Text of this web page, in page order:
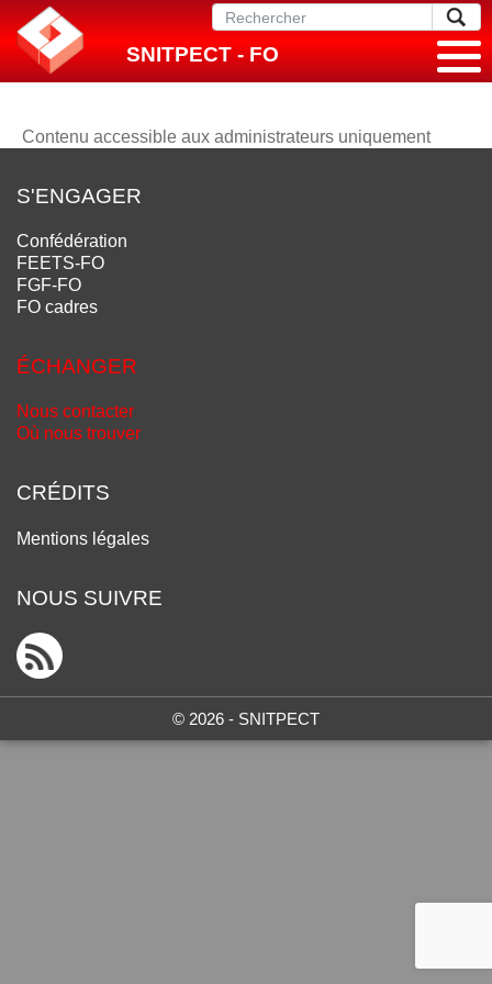
SNITPECT - FO
Contenu accessible aux administrateurs uniquement
S'ENGAGER
Confédération
FEETS-FO
FGF-FO
FO cadres
ÉCHANGER
Nous contacter
Où nous trouver
CRÉDITS
Mentions légales
NOUS SUIVRE
© 2026 - SNITPECT